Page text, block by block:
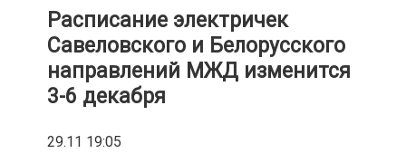
Расписание электричек
Савеловского и Белорусского
направлений МЖД изменится
3-6 декабря
29.11 19:05